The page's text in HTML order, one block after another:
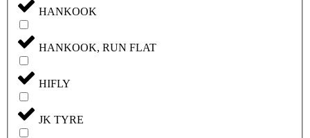
HANKOOK
HANKOOK, RUN FLAT
HIFLY
JK TYRE